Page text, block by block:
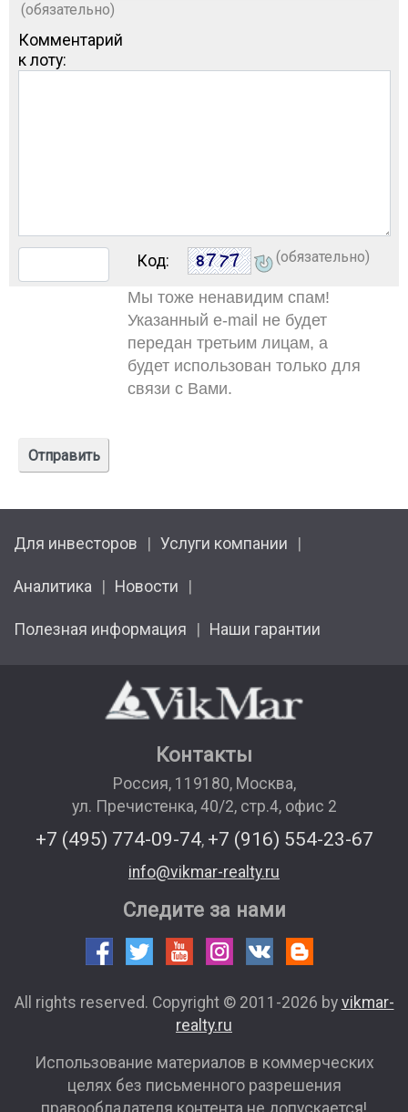
(обязательно)
Комментарий
к лоту:
Код: (обязательно)
Мы тоже ненавидим спам!
Указанный e-mail не будет
передан третьим лицам, а
будет использован только для
связи с Вами.
Для инвесторов Услуги компании
Аналитика Новости
Полезная информация Наши гарантии
Контакты
Россия, 119180, Москва,
ул. Пречистенка, 40/2, стр.4, офис 2
+7 (495) 774-09-74, +7 (916) 554-23-67
info@vikmar-realty.ru
Следите за нами
All rights reserved. Copyright © 2011-2026 by vikmar-
realty.ru
Использование материалов в коммерческих
целях без письменного разрешения
правообладателя контента не допускается!